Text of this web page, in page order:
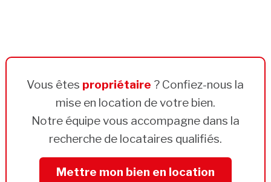
Vous êtes propriétaire ? Confiez-nous la
mise en location de votre bien.
Notre équipe vous accompagne dans la
recherche de locataires qualifiés.
Mettre mon bien en location